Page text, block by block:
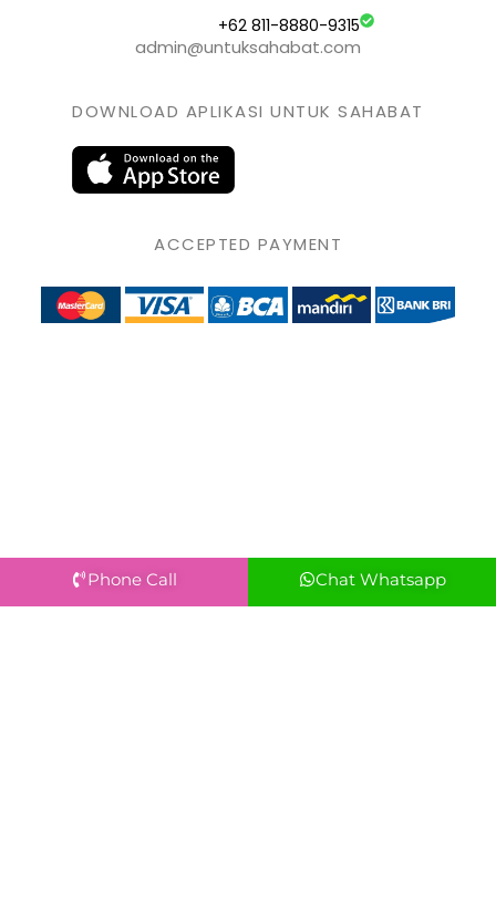
+62 811-8880-9315
admin@untuksahabat.com
DOWNLOAD APLIKASI UNTUK SAHABAT
ACCEPTED PAYMENT
Phone Call Chat Whatsapp